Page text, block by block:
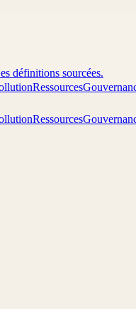
définitions sourcées.
Ressources
Ressources